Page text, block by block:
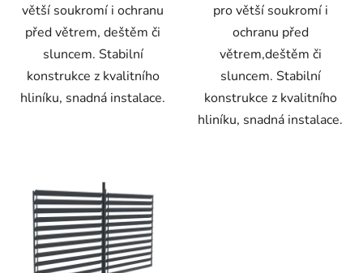
větší soukromí i ochranu
před větrem, deštěm či
sluncem. Stabilní
konstrukce z kvalitního
hliníku, snadná instalace.
pro větší soukromí i
ochranu před
větrem,deštěm či
sluncem. Stabilní
konstrukce z kvalitního
hliníku, snadná instalace.